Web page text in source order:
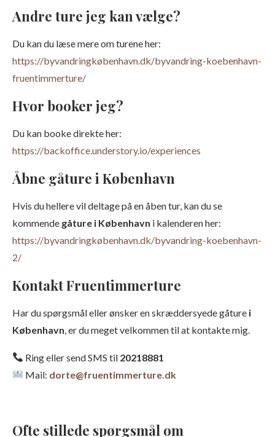
Andre ture jeg kan vælge?
Du kan du læse mere om turene her:
https://byvandringkøbenhavn.dk/byvandring-koebenhavn-
fruentimmerture/
Hvor booker jeg?
Du kan booke direkte her:
https://backoffice.understory.io/experiences
Åbne gåture i København
Hvis du hellere vil deltage på en åben tur, kan du se
kommende gåture i København i kalenderen her:
https://byvandringkøbenhavn.dk/byvandring-koebenhavn-
2/
Kontakt Fruentimmerture
Har du spørgsmål eller ønsker en skræddersyede gåture i
København , er du meget velkommen til at kontakte mig.
Ring eller send SMS til 20218881
Mail: dorte@fruentimmerture.dk
Ofte stillede spørgsmål om